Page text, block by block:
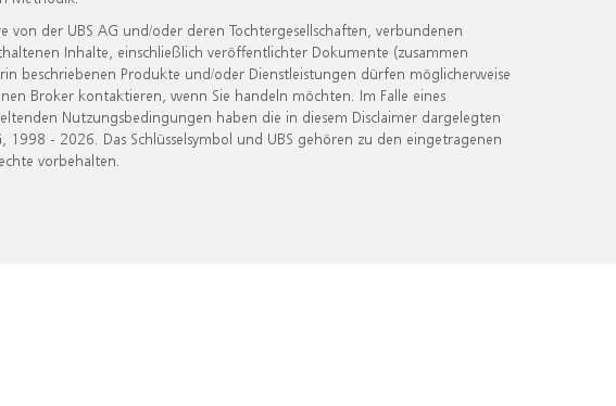
der UBS AG und/oder deren Tochtergesellschaften, verbundenen
Inhalte, einschließlich veröffentlichter Dokumente (zusammen
beschriebenen Produkte und/oder Dienstleistungen dürfen möglicherweise
Broker kontaktieren, wenn Sie handeln möchten. Im Falle eines
Nutzungsbedingungen haben die in diesem Disclaimer dargelegten
- 2026. Das Schlüsselsymbol und UBS gehören zu den eingetragenen
vorbehalten.